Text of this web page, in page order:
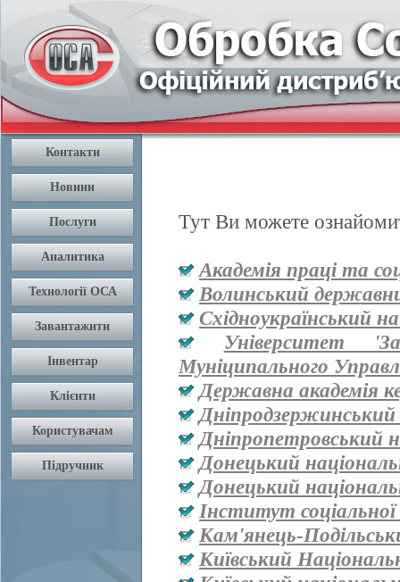
Тут Ви можете
Академія праці та
Волинський
Східноукраїнський
Університет
Муніципального
Державна академія
Дніпропетровський
Донецький
Донецький
Інститут
Кам'янець-
Київський